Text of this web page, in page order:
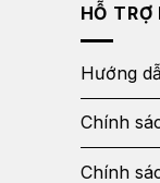
HỖ TRỢ
Hướng
Chính
Chính